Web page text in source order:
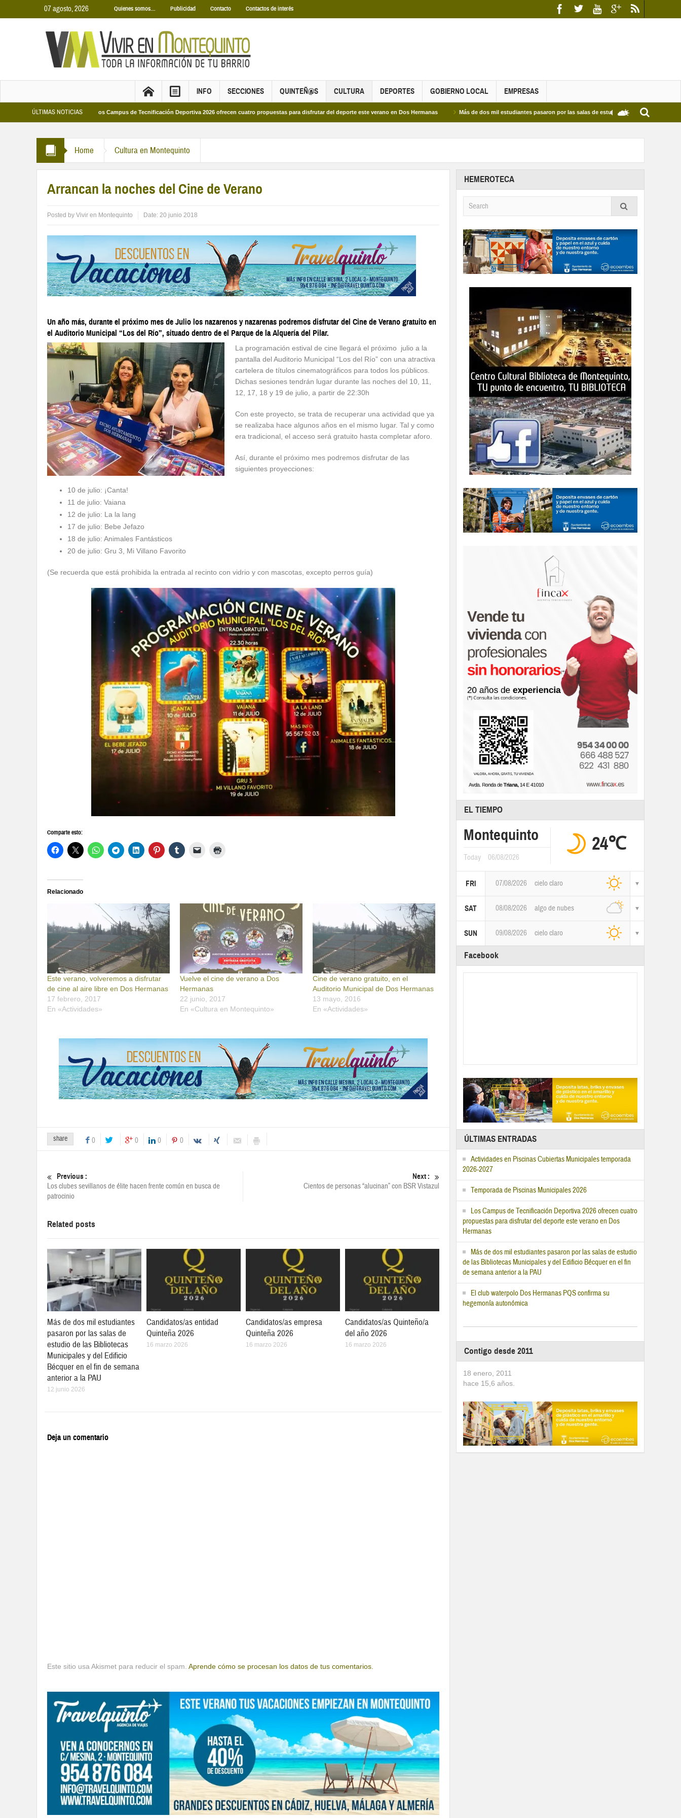
07 agosto, 2026 Quienes somos… Publicidad Contacto Contactos de interés
INFO SECCIONES QUINTEÑ@S CULTURA DEPORTES GOBIERNO LOCAL EMPRESAS
ÚLTIMAS NOTICIAS
2026 Los Campus de Tecnificación Deportiva 2026 ofrecen cuatro propuestas para disfrutar del deporte este verano en Dos Hermanas Más de dos mil estudiantes pasaron por las salas de estudio de las Bibliotecas Municipales y
Home Cultura en Montequinto
Arrancan la noches del Cine de Verano
Posted by Vivir en Montequinto Date: 20 junio 2018
Un año más, durante el próximo mes de Julio los nazarenos y nazarenas podremos disfrutar del Cine de Verano gratuito en
el Auditorio Municipal “Los del Río”, situado dentro de el Parque de la Alquería del Pilar.
La programación estival de cine llegará el próximo julio a la
pantalla del Auditorio Municipal “Los del Río” con una atractiva
cartelera de títulos cinematográficos para todos los públicos.
Dichas sesiones tendrán lugar durante las noches del 10, 11,
12, 17, 18 y 19 de julio, a partir de 22:30h
Con este proyecto, se trata de recuperar una actividad que ya
se realizaba hace algunos años en el mismo lugar. Tal y como
era tradicional, el acceso será gratuito hasta completar aforo.
Así, durante el próximo mes podremos disfrutar de las
siguientes proyecciones:
10 de julio: ¡Canta!
11 de julio: Vaiana
12 de julio: La la lang
17 de julio: Bebe Jefazo
18 de julio: Animales Fantásticos
20 de julio: Gru 3, Mi Villano Favorito
(Se recuerda que está prohibida la entrada al recinto con vidrio y con mascotas, excepto perros guía)
Comparte esto:
Relacionado
Este verano, volveremos a disfrutar
de cine al aire libre en Dos Hermanas
17 febrero, 2017
En «Actividades»
Vuelve el cine de verano a Dos
Hermanas
22 junio, 2017
En «Cultura en Montequinto»
Cine de verano gratuito, en el
Auditorio Municipal de Dos Hermanas
13 mayo, 2016
En «Actividades»
share 0 0 0 0
Previous :
Los clubes sevillanos de élite hacen frente común en busca de
patrocinio
Next :
Cientos de personas “alucinan” con BSR Vistazul
Related posts
Más de dos mil estudiantes
pasaron por las salas de
estudio de las Bibliotecas
Municipales y del Edificio
Bécquer en el fin de semana
anterior a la PAU
12 junio 2026
Candidatos/as entidad
Quinteña 2026
16 marzo 2026
Candidatos/as empresa
Quinteña 2026
16 marzo 2026
Candidatos/as Quinteño/a
del año 2026
16 marzo 2026
Deja un comentario
Este sitio usa Akismet para reducir el spam. Aprende cómo se procesan los datos de tus comentarios.
HEMEROTECA
EL TIEMPO
Montequinto
Today 06/08/2026
24℃
FRI 07/08/2026 cielo claro
SAT 08/08/2026 algo de nubes
SUN 09/08/2026 cielo claro
Facebook
ÚLTIMAS ENTRADAS
Actividades en Piscinas Cubiertas Municipales temporada
2026-2027
Temporada de Piscinas Municipales 2026
Los Campus de Tecnificación Deportiva 2026 ofrecen cuatro
propuestas para disfrutar del deporte este verano en Dos
Hermanas
Más de dos mil estudiantes pasaron por las salas de estudio
de las Bibliotecas Municipales y del Edificio Bécquer en el fin
de semana anterior a la PAU
El club waterpolo Dos Hermanas PQS confirma su
hegemonía autonómica
Contigo desde 2011
18 enero, 2011
hace 15,6 años.